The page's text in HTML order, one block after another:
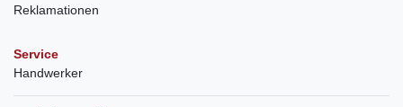
Reklamationen
Service
Handwerker